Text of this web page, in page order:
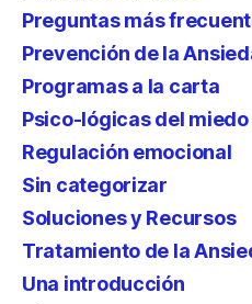
Preguntas más
Prevención de la
Programas a la carta
Psico-lógicas del miedo
Regulación emocional
Sin categorizar
Soluciones y Recursos
Tratamiento de la
Una introducción